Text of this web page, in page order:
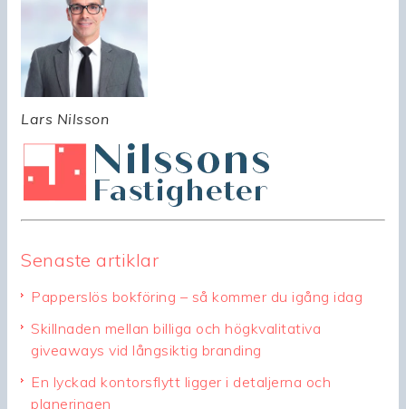
Lars Nilsson
Senaste artiklar
Papperslös bokföring – så kommer du igång idag
Skillnaden mellan billiga och högkvalitativa
giveaways vid långsiktig branding
En lyckad kontorsflytt ligger i detaljerna och
planeringen